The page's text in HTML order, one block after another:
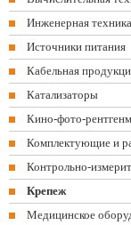
Инженерная техника
Источники питания
Кабельная
Катализаторы
Кино-фото-
Комплектующие и
Контрольно-
Крепеж
Медицинское